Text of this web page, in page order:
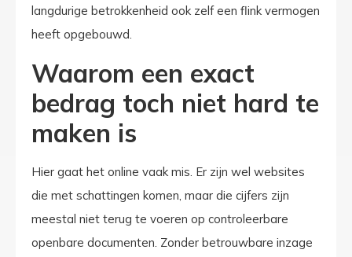
langdurige betrokkenheid ook zelf een flink vermogen
heeft opgebouwd.
Waarom een exact
bedrag toch niet hard te
maken is
Hier gaat het online vaak mis. Er zijn wel websites
die met schattingen komen, maar die cijfers zijn
meestal niet terug te voeren op controleerbare
openbare documenten. Zonder betrouwbare inzage